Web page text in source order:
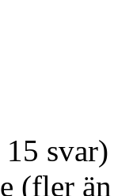
svar)
(fler